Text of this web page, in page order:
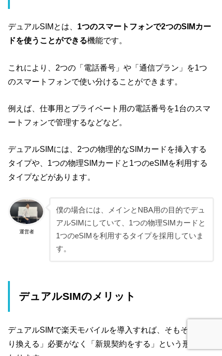
デュアルSIMとは、 1つのスマートフォンで2つのSIMカー
ドを使うことができる機能です。
これにより、2つの「電話番号」や「通信プラン」を1つ
のスマートフォンで使い分けることができます。
例えば、仕事用とプライベート用の電話番号を1台のスマ
ートフォンで管理するなどなど。
デュアルSIMには、2つの物理的なSIMカードを挿入する
タイプや、1つの物理SIMカードと1つのeSIMを利用する
タイプなどがあります。
運営者
僕の場合には、メインとNBA用の目的でデュ
アルSIMにしていて、1つの物理SIMカードと
1つのeSIMを利用するタイプを採用していま
す。
デュアルSIMのメリット
デュアルSIMで楽天モバイルを導入すれば、そもそも「乗
り換える」必要がなく「新規契約をする」という形に変